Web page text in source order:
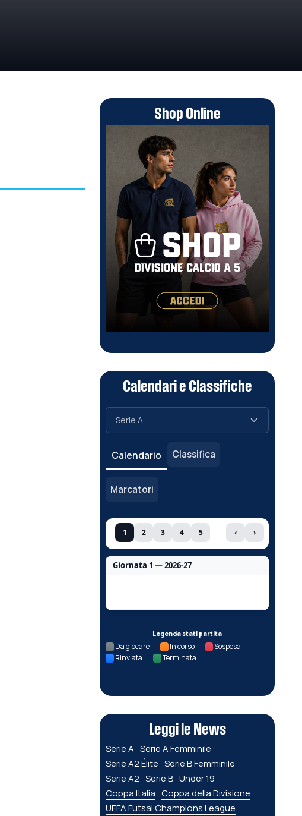
Shop Online
Calendari e Classifiche
Calendario Classifica
Marcatori
1 2 3 4 5 ‹ ›
Giornata 1 — 2026-27
Legenda stati partita
Da giocare In corso
Sospesa
Rinviata
Terminata
Leggi le News
Serie A Serie A Femminile
Serie A2 Élite Serie B Femminile
Serie A2 Serie B Under 19
Coppa Italia Coppa della Divisione
UEFA Futsal Champions League